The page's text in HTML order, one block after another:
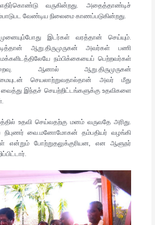
வருகின்றது. அதைத்தாண்டிச்
வேண்டிய நிலைமை காணப்படுகின்றது.
இடர்கள் வரத்தான் செய்யும்.
ஆறு.திருமுருகன் அவர்கள் பணி
நம்பிக்கையைப் பெற்றவர்கள்
ஆனால் ஆறு.திருமுருகன்
செயலாற்றுவதால்தான் அவர் மீது
இந்தச் செயற்றிட்டங்களுக்கு உதவிகளை
உதவி செய்வதற்கு மனம் வருவதே அரிது.
நிபுணர் வை.மனோமோகன் தம்பதியர் வழங்கி
என்றும் போற்றுதலுக்குரியன, என ஆளுநர்